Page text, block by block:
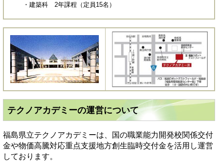
・建築科 2年課程（定員15名）
テクノアカデミーの運営について
福島県立テクノアカデミーは、国の職業能力開発校関係交付
金や物価高騰対応重点支援地方創生臨時交付金を活用し運営
しております。